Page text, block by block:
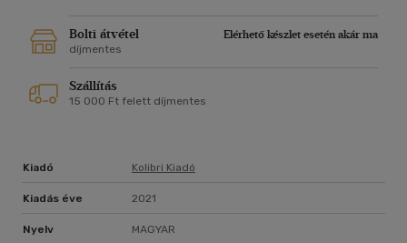
Bolti átvétel
Elérhető készlet esetén akár ma
díjmentes
Szállítás
15 000 Ft felett díjmentes
Kiadó Kolibri Kiadó
Kiadás éve 2021
Nyelv MAGYAR